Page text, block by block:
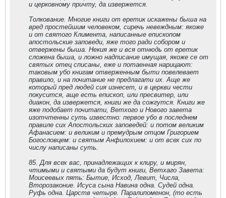
и церковному причту, да извержется.
Толкование. Многие книги от еретик искажены быша на
вред простейшим человеком, сиречь невеждным: якоже
и от святого Климента, написанные епископом
апостольские заповеди, яже того ради собором и
отвержены быша. Некия же и вся отнюдь от еретик
сложена быша, и ложно надписание имущая, якоже се от
святых отец списаны, еже и потаенная нарицают:
таковым убо книгам отверженным быти повелевает
правило, и на почитание не предлагати их. Аще же
который пред людей сия изнесет, и в церкви чести
покусится, аще есть епископ, или пресвитер, или
диакон, да извержется, книги же да сожгутся. Книги же
яже подобает почитати, Ветхого и Нового завета
изотчтенны суть известно: первое убо в последнем
правиле сих Апостольских заповедей: и потом великим
Афанасием: и великим и премудрым отцом Григорием
Богословцем: и святым Анфилохием: и от всех сих по
числу написаны суть.
85. Для всех вас, принадлежащих к клиру, и мирян,
чтимыми и святыми да будут книги, Ветхаго Завета:
Моисеевых пять: Бытие, Исход, Левит, Числа,
Второзаконие. Исуса сына Навина одна. Судей одна.
Руфь одна. Царств четыре. Паралипоменон, (то есть